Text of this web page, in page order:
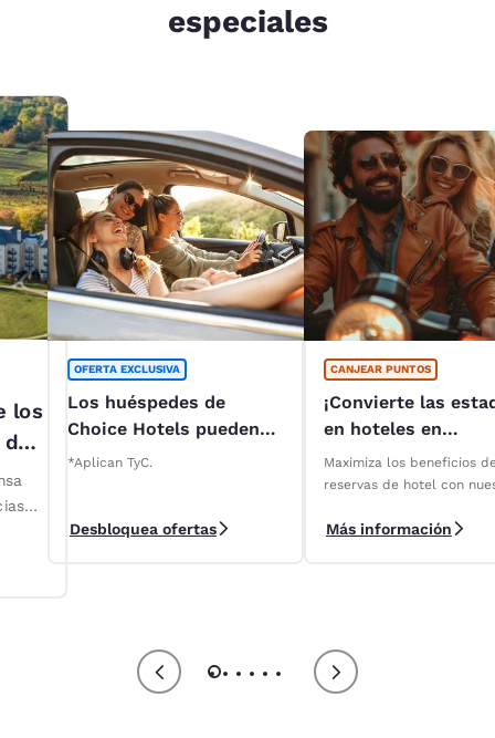
especiales
los
OFERTA EXCLUSIVA
Los huéspedes de
Choice Hotels pueden
acceder a descuentos
*Aplican TyC.
Desbloquea ofertas
CANJEAR PUNTOS
¡Convierte las
en hoteles en
recompensas con
Reservations Club!
Maximiza los beneficios
reservas de hotel con
Reservations Club.
Más información